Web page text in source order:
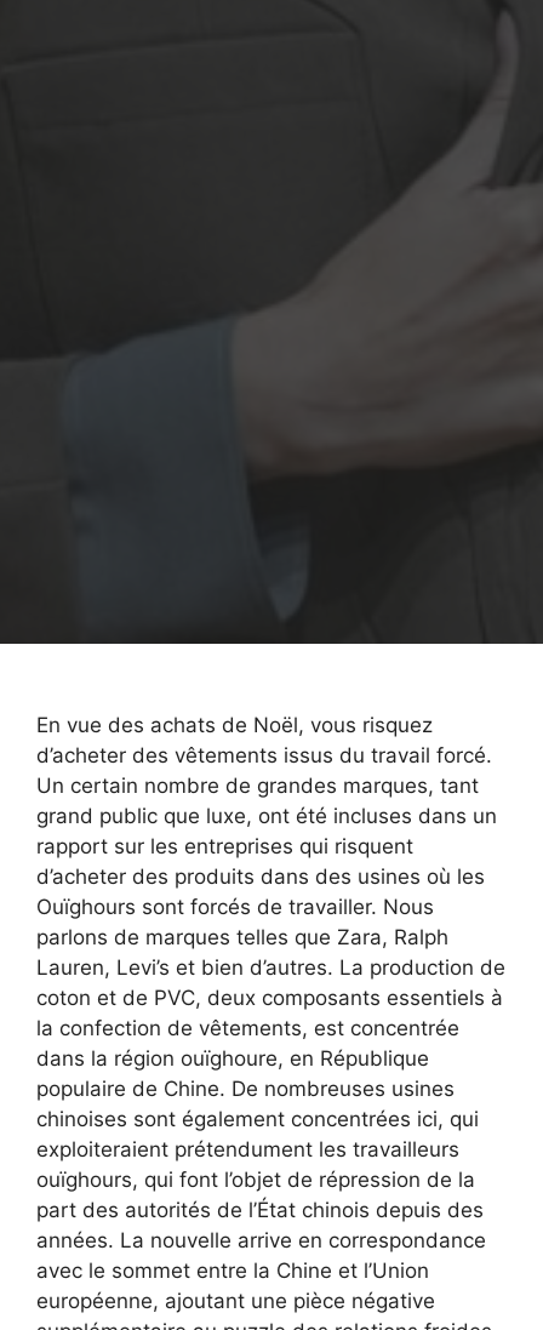
En vue des achats de Noël, vous risquez
d’acheter des vêtements issus du travail forcé.
Un certain nombre de grandes marques, tant
grand public que luxe, ont été incluses dans un
rapport sur les entreprises qui risquent
d’acheter des produits dans des usines où les
Ouïghours sont forcés de travailler. Nous
parlons de marques telles que Zara, Ralph
Lauren, Levi’s et bien d’autres. La production de
coton et de PVC, deux composants essentiels à
la confection de vêtements, est concentrée
dans la région ouïghoure, en République
populaire de Chine. De nombreuses usines
chinoises sont également concentrées ici, qui
exploiteraient prétendument les travailleurs
ouïghours, qui font l’objet de répression de la
part des autorités de l’État chinois depuis des
années. La nouvelle arrive en correspondance
avec le sommet entre la Chine et l’Union
européenne, ajoutant une pièce négative